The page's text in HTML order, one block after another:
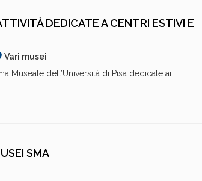
DEDICATE A CENTRI ESTIVI E
Vari musei
Museale dell’Università di Pisa dedicate ai...
SMA